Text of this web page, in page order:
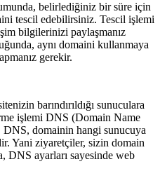
belirlediğiniz bir süre için
tescil edebilirsiniz. Tescil işlemi
bilgilerinizi paylaşmanız
aynı domaini kullanmaya
gerekir.
barındırıldığı sunuculara
işlemi DNS (Domain Name
domainin hangi sunucuya
Yani ziyaretçiler, sizin domain
DNS ayarları sayesinde web